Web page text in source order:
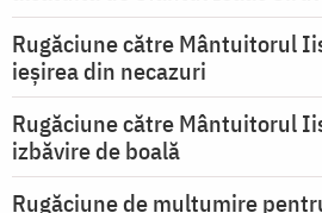
Rugăciune către Mântuitorul
ieşirea din necazuri
Rugăciune către Mântuitorul
izbăvire de boală
Rugăciune de mulțumire